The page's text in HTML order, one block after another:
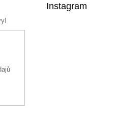
Instagram